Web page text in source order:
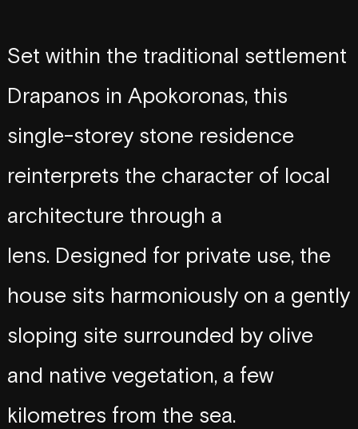
Set within the traditional settlement
of
Drapanos in Apokoronas, this
single-storey stone residence
reinterprets the character of local
architecture through a
cont emporary
lens. Designed for private use, the
house sits harmoniously on a gently
sloping site surrounded by olive
tree s
and native vegetation, a few
kilometres from the sea.